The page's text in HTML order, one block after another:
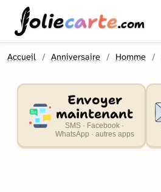
oliecarte.com
Accueil Anniversaire Homme
Envoyer
maintenant
SMS · Facebook ·
WhatsApp · autres apps